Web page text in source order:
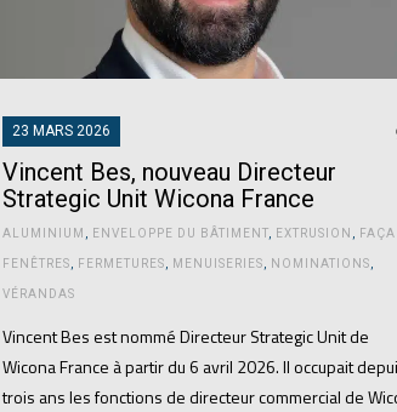
23 MARS 2026
Vincent Bes, nouveau Directeur
Strategic Unit Wicona France
ALUMINIUM , ENVELOPPE DU BÂTIMENT , EXTRUSION ,
FENÊTRES, FERMETURES, MENUISERIES, NOMINATIONS,
VÉRANDAS
Vincent Bes est nommé Directeur Strategic Unit de
Wicona France à partir du 6 avril 2026. Il occupait
trois ans les fonctions de directeur commercial de